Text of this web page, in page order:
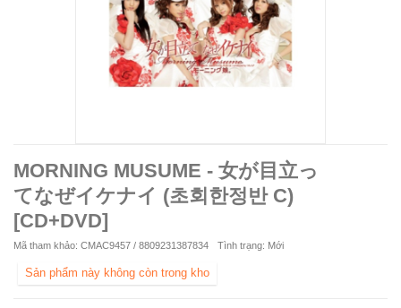
MORNING MUSUME - 女が目立っ
てなぜイケナイ (초회한정반 C)
[CD+DVD]
Mã tham khảo: CMAC9457 / 8809231387834 Tình trạng: Mới
Sản phẩm này không còn trong kho